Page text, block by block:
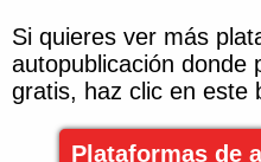
Si quieres ver más
autopublicación donde
gratis, haz clic en este
Plataformas de